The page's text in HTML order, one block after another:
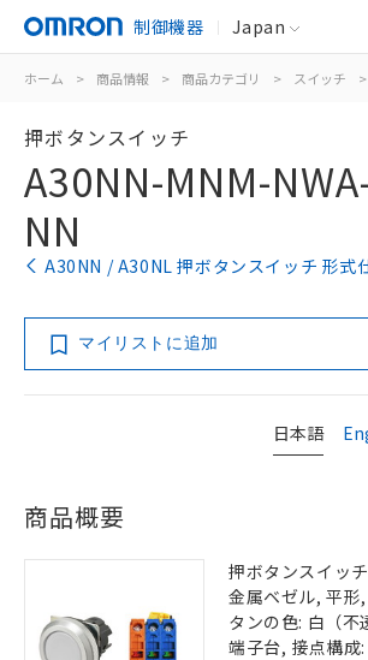
制御機器 Japan
ホーム > 商品情報 > 商品カテゴリ > スイッチ >
押ボタンスイッチ
A30NN-MNM-
NN
A30NN / A30NL 押ボタンスイッチ 形式
マイリストに追加
日本語
商品概要
押ボタンスイッ
金属ベゼル, 平形
タンの色: 白（不
端子台, 接点構成